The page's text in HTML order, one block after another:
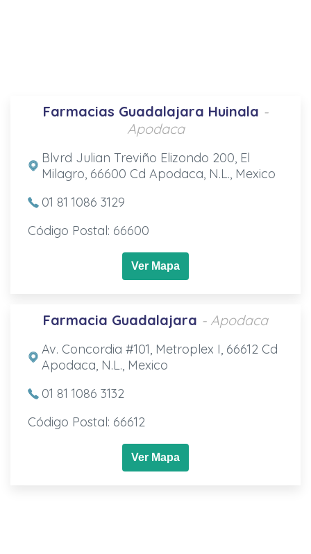
Farmacias Guadalajara Huinala -
Apodaca
Blvrd Julian Treviño Elizondo 200, El
Milagro, 66600 Cd Apodaca, N.L., Mexico
01 81 1086 3129
Código Postal: 66600
Ver Mapa
Farmacia Guadalajara - Apodaca
Av. Concordia #101, Metroplex I, 66612 Cd
Apodaca, N.L., Mexico
01 81 1086 3132
Código Postal: 66612
Ver Mapa